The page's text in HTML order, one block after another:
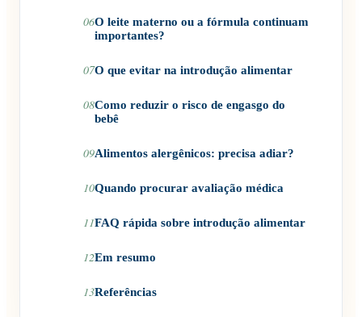
06O leite materno ou a fórmula continuam
importantes?
07O que evitar na introdução alimentar
08Como reduzir o risco de engasgo do
bebê
09Alimentos alergênicos: precisa adiar?
10Quando procurar avaliação médica
11FAQ rápida sobre introdução alimentar
12Em resumo
13Referências